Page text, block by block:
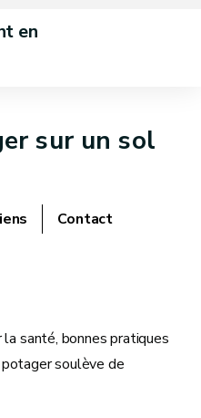
en
sur un sol
Contact
santé, bonnes pratiques
soulève de